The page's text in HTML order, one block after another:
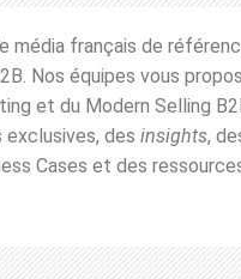
média français de
Nos équipes vous
et du Modern Selling
exclusives, des insights,
Cases et des